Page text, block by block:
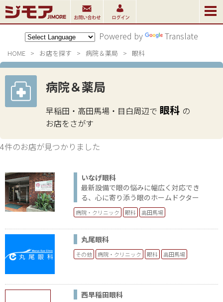
Powered by Translate
HOME > お店を探す > 病院＆薬局 > 眼科
病院＆薬局
早稲田・高田馬場・目白周辺で 眼科 の
お店をさがす
4件のお店が見つかりました
いなげ眼科
最新設備で眼の悩みに幅広く対応でき
る、心に寄り添う眼のホームドクター
病院・クリニック 眼科 高田馬場
丸尾眼科
その他 病院・クリニック 眼科 高田馬場
西早稲田眼科